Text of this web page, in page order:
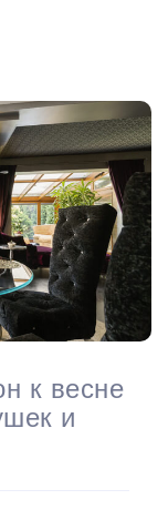
к весне
и